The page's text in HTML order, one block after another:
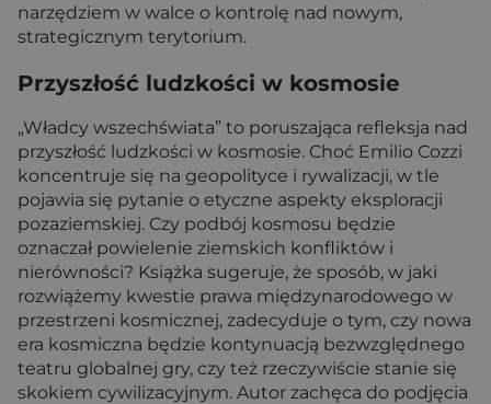
narzędziem w walce o kontrolę nad nowym,
strategicznym terytorium.
Przyszłość ludzkości w kosmosie
„Władcy wszechświata” to poruszająca refleksja nad
przyszłość ludzkości w kosmosie. Choć Emilio Cozzi
koncentruje się na geopolityce i rywalizacji, w tle
pojawia się pytanie o etyczne aspekty eksploracji
pozaziemskiej. Czy podbój kosmosu będzie
oznaczał powielenie ziemskich konfliktów i
nierówności? Książka sugeruje, że sposób, w jaki
rozwiążemy kwestie prawa międzynarodowego w
przestrzeni kosmicznej, zadecyduje o tym, czy nowa
era kosmiczna będzie kontynuacją bezwzględnego
teatru globalnej gry, czy też rzeczywiście stanie się
skokiem cywilizacyjnym. Autor zachęca do podjęcia